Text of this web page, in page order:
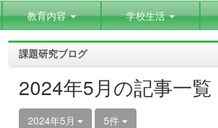
教育内容 学校生活
課題研究ブログ
2024年5月の記事一覧
2024年5月 5件